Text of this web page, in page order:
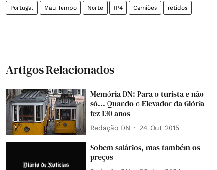
Portugal Mau Tempo Norte IP4 Camiões retidos
Artigos Relacionados
Memória DN: Para o turista e não
só... Quando o Elevador da Glória
fez 130 anos
Redação DN 24 Out 2015
Sobem salários, mas também os
preços